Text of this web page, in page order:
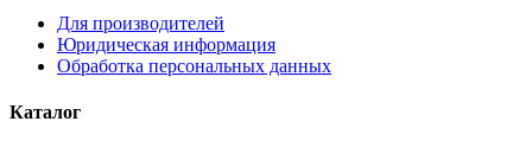
Для производителей
Юридическая информация
Обработка персональных данных
Каталог